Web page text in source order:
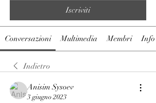
Iscriviti
Conversazioni Multimedia Membri Info
Indietro
Anisim Sysoev
3 giugno 2023